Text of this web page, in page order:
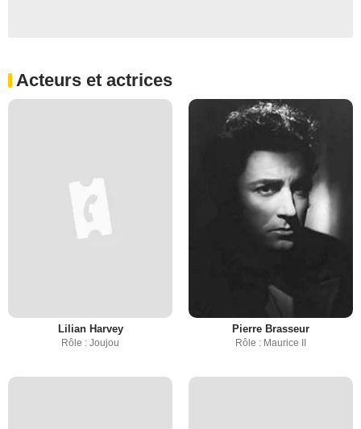
Acteurs et actrices
Lilian Harvey
Rôle : Joujou
Pierre Brasseur
Rôle : Maurice II